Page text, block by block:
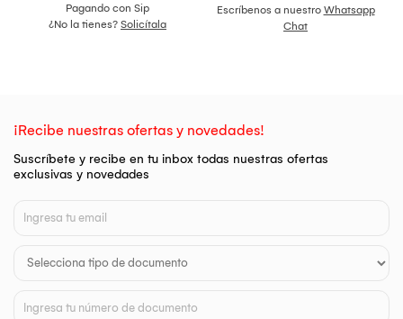
Pagando con Sip
¿No la tienes? Solicítala
Escríbenos a nuestro Whatsapp
Chat
¡Recibe nuestras ofertas y novedades!
Suscríbete y recibe en tu inbox todas nuestras ofertas
exclusivas y novedades